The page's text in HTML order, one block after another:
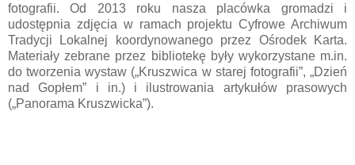
fotografii. Od 2013 roku nasza placówka gromadzi i
udostępnia zdjęcia w ramach projektu Cyfrowe Archiwum
Tradycji Lokalnej koordynowanego przez Ośrodek Karta.
Materiały zebrane przez bibliotekę były wykorzystane m.in.
do tworzenia wystaw („Kruszwica w starej fotografii”, „Dzień
nad Gopłem” i in.) i ilustrowania artykułów prasowych
(„Panorama Kruszwicka”).